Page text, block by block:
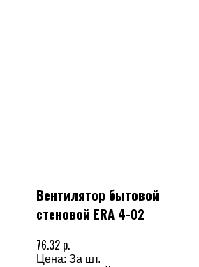
Вентилятор бытовой
стеновой ERA 4-02
76.32 р.
Цена: За шт.